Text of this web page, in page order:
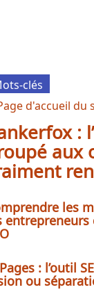
clés
:
aux
les
: l’outil
ou